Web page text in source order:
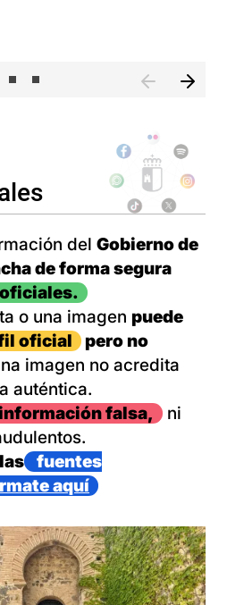
del Gobierno de
de forma segura
o una imagen puede
oficial
pero no
imagen no acredita
auténtica.
falsa,
ni
fuentes
aquí